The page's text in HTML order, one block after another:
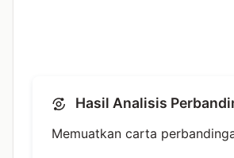
Hasil Analisis
Memuatkan carta